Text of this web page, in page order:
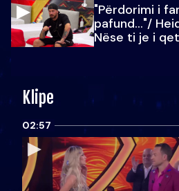
"Përdorimi i
pafund…"/
Nëse ti je i
Klipe
02:57